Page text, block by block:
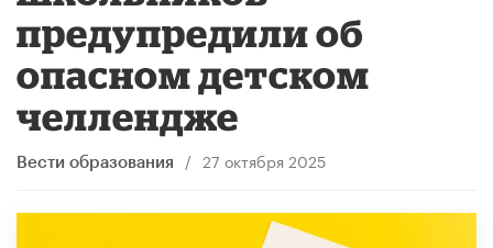
предупредили об
опасном детском
челлендже
Вести образования / 27 октября 2025